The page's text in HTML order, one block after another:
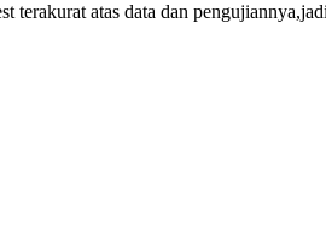
atas data dan